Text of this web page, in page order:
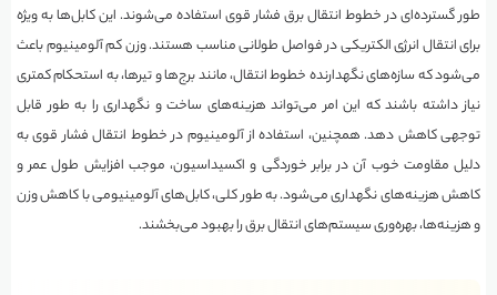
طور گسترده‌ای در خطوط انتقال برق فشار قوی استفاده می‌شوند. این کابل‌ها به ویژه
برای انتقال انرژی الکتریکی در فواصل طولانی مناسب هستند. وزن کم آلومینیوم باعث
می‌شود که سازه‌های نگهدارنده خطوط انتقال، مانند برج‌ها و تیرها، به استحکام کمتری
نیاز داشته باشند که این امر می‌تواند هزینه‌های ساخت و نگهداری را به طور قابل
توجهی کاهش دهد. همچنین، استفاده از آلومینیوم در خطوط انتقال فشار قوی به
دلیل مقاومت خوب آن در برابر خوردگی و اکسیداسیون، موجب افزایش طول عمر و
کاهش هزینه‌های نگهداری می‌شود. به طور کلی، کابل‌های آلومینیومی با کاهش وزن
و هزینه‌ها، بهره‌وری سیستم‌های انتقال برق را بهبود می‌بخشند.